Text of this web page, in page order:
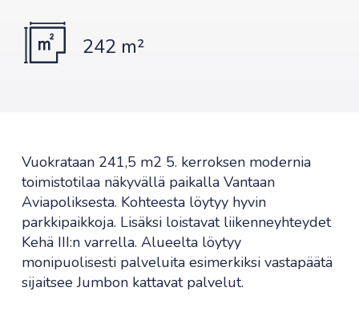
242 m²
Vuokrataan 241,5 m2 5. kerroksen modernia
toimistotilaa näkyvällä paikalla Vantaan
Aviapoliksesta. Kohteesta löytyy hyvin
parkkipaikkoja. Lisäksi loistavat liikenneyhteydet
Kehä III:n varrella. Alueelta löytyy
monipuolisesti palveluita esimerkiksi vastapäätä
sijaitsee Jumbon kattavat palvelut.